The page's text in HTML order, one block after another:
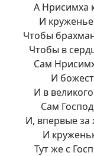
А Нрисимха
И
Чтобы
Чтобы в
Сам
И
И в
Сам
И, впервые за
И
Тут же с